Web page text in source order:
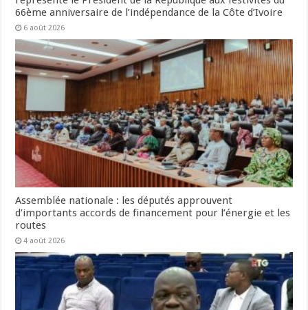
66ème anniversaire de l’indépendance de la Côte d’Ivoire
6 août 2026
Assemblée nationale : les députés approuvent
d’importants accords de financement pour l’énergie et les
routes
4 août 2026